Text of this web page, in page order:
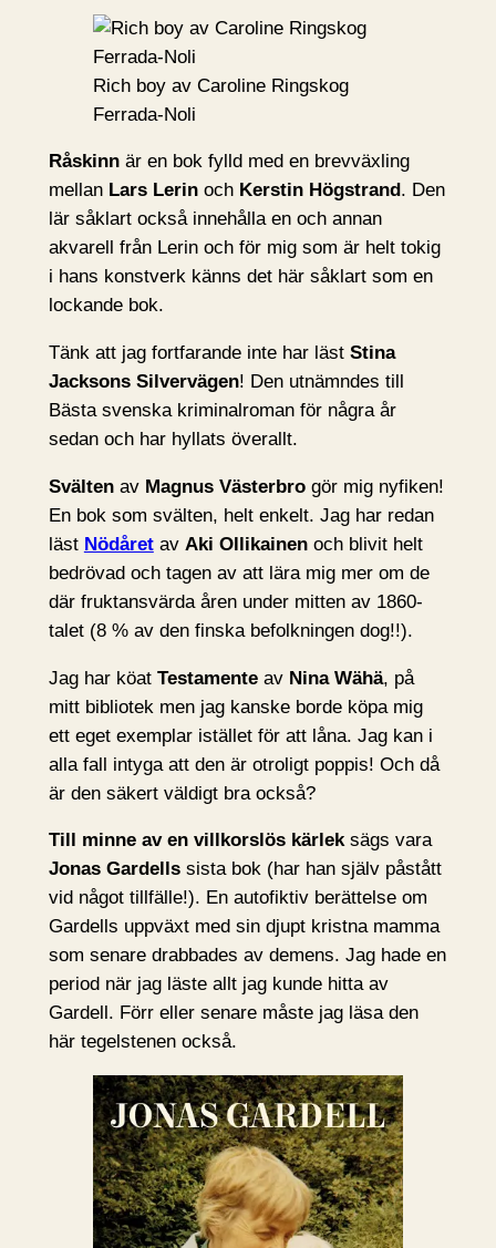
Rich boy av Caroline Ringskog
Ferrada-Noli
Råskinnär en bok fylld med en brevväxling
mellan Lars Lerinoch Kerstin Högstrand . Den
lär såklart också innehålla en och annan
akvarell från Lerin och för mig som är helt tokig
i hans konstverk känns det här såklart som en
lockande bok.
Tänk att jag fortfarande inte har läst Stina
Jacksons Silvervägen! Den utnämndes till
Bästa svenska kriminalroman för några år
sedan och har hyllats överallt.
Svälten av Magnus Västerbrogör mig nyfiken!
En bok som svälten, helt enkelt. Jag har redan
läst Nödåretav Aki Ollikainenoch blivit helt
bedrövad och tagen av att lära mig mer om de
där fruktansvärda åren under mitten av 1860-
talet (8 % av den finska befolkningen dog!!).
Jag har köat Testamenteav Nina Wähä, på
mitt bibliotek men jag kanske borde köpa mig
ett eget exemplar istället för att låna. Jag kan i
alla fall intyga att den är otroligt poppis! Och då
är den säkert väldigt bra också?
Till minne av en villkorslös kärleksägs vara
Jonas Gardellssista bok (har han själv påstått
vid något tillfälle!). En autofiktiv berättelse om
Gardells uppväxt med sin djupt kristna mamma
som senare drabbades av demens. Jag hade en
period när jag läste allt jag kunde hitta av
Gardell. Förr eller senare måste jag läsa den
här tegelstenen också.